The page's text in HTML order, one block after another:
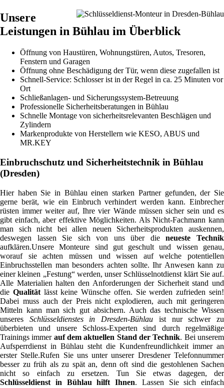
Unsere
Leistungen in Bühlau im Überblick
Öffnung von Haustüren, Wohnungstüren, Autos, Tresoren,
Fenstern und Garagen
Öffnung ohne Beschädigung der Tür, wenn diese zugefallen ist
Schnell-Service: Schlosser ist in der Regel in ca. 25 Minuten vor
Ort
Schließanlagen- und Sicherungssystem-Betreuung
Professionelle Sicherheitsberatungen in Bühlau
Schnelle Montage von sicherheitsrelevanten Beschlägen und
Zylindern
Markenprodukte von Herstellern wie KESO, ABUS und
MR.KEY
Einbruchschutz und Sicherheitstechnik in Bühlau
(Dresden)
Hier haben Sie in Bühlau einen starken Partner gefunden, der Sie
gerne berät, wie ein Einbruch verhindert werden kann. Einbrecher
rüsten immer weiter auf, Ihre vier Wände müssen sicher sein und es
gibt einfach, aber effektive Möglichkeiten. Als Nicht-Fachmann kann
man sich nicht bei allen neuen Sicherheitsprodukten auskennen,
deswegen lassen Sie sich von uns über dieneueste Technik
aufklären.Unsere Monteure sind gut geschult und wissen genau,
worauf sie achten müssen und wissen auf welche potentiellen
Einbruchsstellen man besonders achten sollte. Ihr Anwesen kann zu
einer kleinen „Festung“ werden, unser Schlüsselnotdienst klärt Sie auf.
Alle Materialien halten den Anforderungen der Sicherheit stand und
die Qualitätlässt keine Wünsche offen. Sie werden zufrieden sein!
Dabei muss auch der Preis nicht explodieren, auch mit geringeren
Mitteln kann man sich gut absichern. Auch das technische Wissen
unseres Schlüsseldienstes in Dresden-Bühlau ist nur schwer zu
überbieten und unsere Schloss-Experten sind durch regelmäßige
Trainings immer auf dem aktuellen Stand der Technik. Bei unserem
Aufsperrdienst in Bühlau steht die Kundenfreundlichkeit immer an
erster Stelle.Rufen Sie uns unter unserer Dresdener Telefonnummer
besser zu früh als zu spät an, denn oft sind die gestohlenen Sachen
nicht so einfach zu ersetzen. Tun Sie etwas dagegen, der
Schlüsseldienst in Bühlau hilft Ihnen. Lassen Sie sich einfach